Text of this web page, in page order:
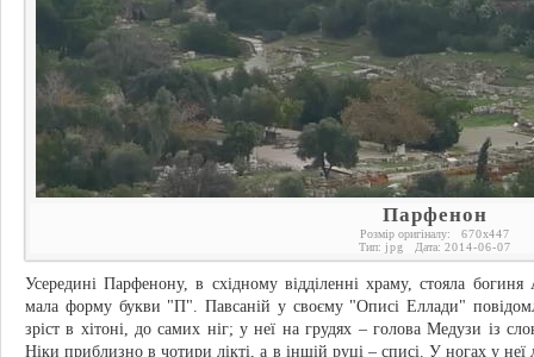
Парфенон
Розмір оригіналу: 670x447
Тип: jpg Дата: 2014-06-07
Усередині Парфенону, в східному відділенні храму, стояла
мала форму букви "П". Павсаній у своєму "Описі Еллади"
зріст в хітоні, до самих ніг; у неї на грудях – голова Медузи із
Ніки приблизно в чотири лікті, а в іншій руці – списі. У ногах у неї